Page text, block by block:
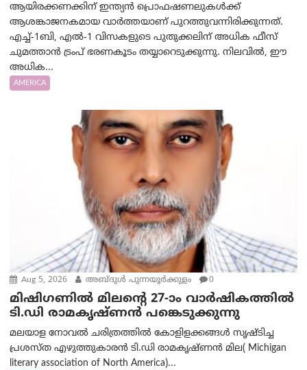
ആയിരക്കണക്കിന് ഇന്ത്യൻ പ്രൊഫഷണലുകൾക്ക്
ആശങ്കാജനകമായ വാർത്തയാണ് പുറത്തുവന്നിരിക്കുന്നത്.
എച്ച്-1ബി, എൽ-1 വിസകളുടെ പുതുക്കലിന് അധിക ഫീസ്
ചുമത്താൻ ട്രംപ് ഭരണകൂടം തയ്യാറെടുക്കുന്നു. നിലവിൽ, ഈ
അധിക...
AMERICA
Aug 5, 2026 അബ്ദുൾ പുന്നയൂർക്കുളം 0
മിഷിഗണിൽ മിലന്റെ 27-ാം വാർഷികത്തിൽ
ടി.ഡി രാമകൃഷ്ണൻ പങ്കെടുക്കുന്നു
മലയാള നോവൽ ചരിത്രത്തിൽ കോളിളക്കങ്ങൾ സൃഷ്ടിച്ച
പ്രശസ്‌ത എഴുത്തുകാരൻ ടി.ഡി രാമകൃഷ്ണൻ മില( Michigan
literary association of North America)...